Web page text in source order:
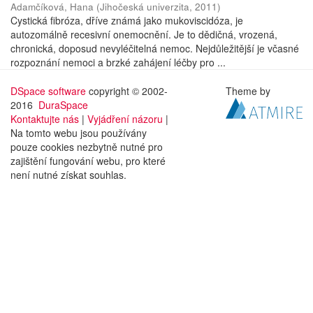
Adamčíková, Hana (Jihočeská univerzita, 2011)
Cystická fibróza, dříve známá jako mukoviscidóza, je
autozomálně recesivní onemocnění. Je to dědičná, vrozená,
chronická, doposud nevyléčitelná nemoc. Nejdůležitější je včasné
rozpoznání nemoci a brzké zahájení léčby pro ...
DSpace software copyright © 2002-
2016 DuraSpace
Kontaktujte nás | Vyjádření názoru |
Na tomto webu jsou používány
pouze cookies nezbytně nutné pro
zajištění fungování webu, pro které
není nutné získat souhlas.
Theme by